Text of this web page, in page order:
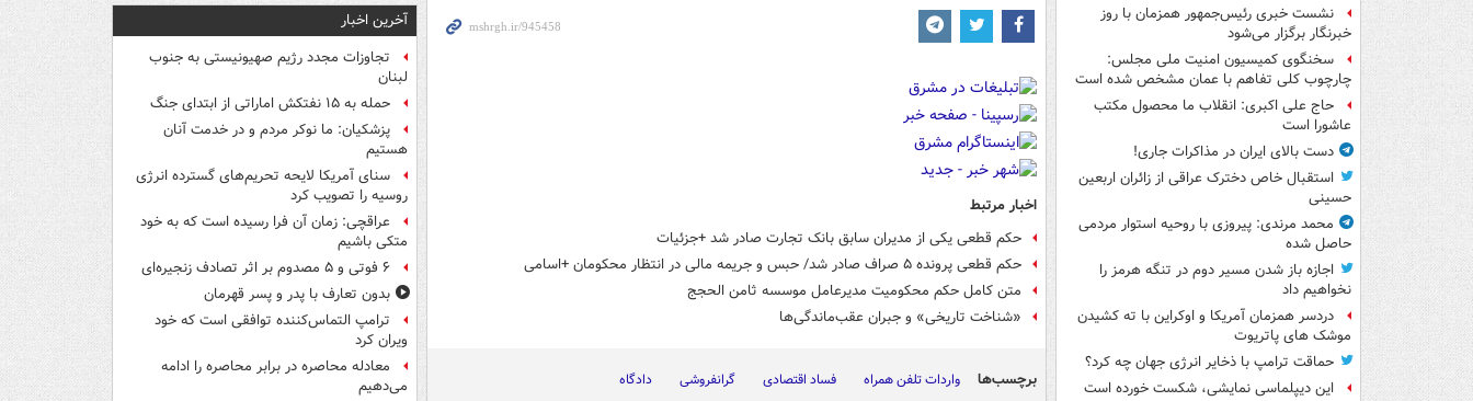
نشست خبری رئیس‌جمهور همزمان با روز
خبرنگار برگزار می‌شود
سخنگوی کمیسیون امنیت ملی مجلس:
چارچوب کلی تفاهم با عمان مشخص شده است
حاج علی اکبری: انقلاب ما محصول مکتب
عاشورا است
دست بالای ایران در مذاکرات جاری!
استقبال خاص دخترک عراقی از زائران اربعین
حسینی
محمد مرندی: پیروزی با روحیه استوار مردمی
حاصل شده
اجازه باز شدن مسیر دوم در تنگه هرمز را
نخواهیم داد
دردسر همزمان آمریکا و اوکراین با ته کشیدن
موشک های پاتریوت
حماقت ترامپ با ذخایر انرژی جهان چه کرد؟
این دیپلماسی نمایشی، شکست خورده است
اخبار مرتبط
حکم قطعی یکی از مدیران سابق بانک تجارت صادر شد +جزئیات
حکم قطعی پرونده ۵ صراف صادر شد/ حبس و جریمه مالی در انتظار محکومان +اسامی
متن کامل حکم محکومیت مدیرعامل موسسه ثامن الحجج
«شناخت تاریخی» و جبران عقب‌ماندگی‌ها
برچسب‌ها واردات تلفن همراه فساد اقتصادی گرانفروشی دادگاه
آخرین اخبار
تجاوزات مجدد رژیم صهیونیستی به جنوب
لبنان
حمله به ۱۵ نفتکش‌ اماراتی از ابتدای جنگ
پزشکیان: ما نوکر مردم و در خدمت آنان
هستیم
سنای آمریکا لایحه تحریم‌های گسترده انرژی
روسیه را تصویب کرد
عراقچی: زمان آن فرا رسیده است که به خود
متکی باشیم
۶ فوتی و ۵ مصدوم بر اثر تصادف زنجیره‌ای
بدون تعارف با پدر و پسر قهرمان
ترامپ التماس‌کننده توافقی است که خود
ویران کرد
معادله محاصره در برابر محاصره را ادامه
می‌دهیم